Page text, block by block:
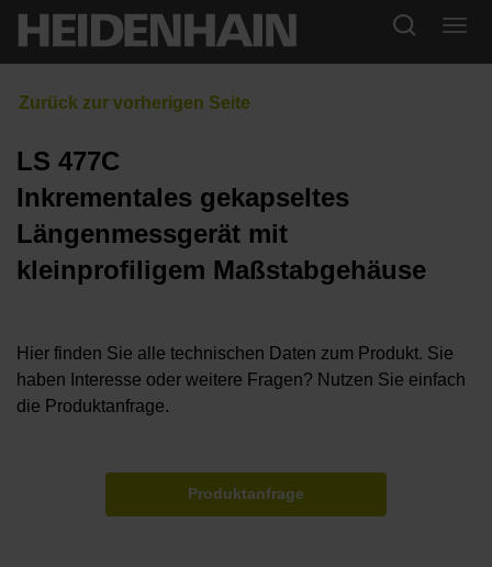
LS 477C
Inkrementales gekapseltes
Längenmessgerät mit
kleinprofiligem Maßstabgehäuse
Hier finden Sie alle technischen Daten zum Produkt. Sie
haben Interesse oder weitere Fragen? Nutzen Sie einfach
die Produktanfrage.
Produktanfrage